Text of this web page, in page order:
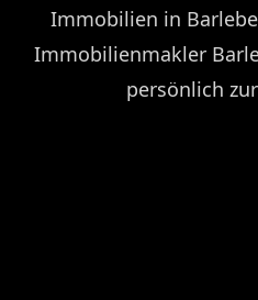
Immobilien in
Immobilienmakler
persönlich